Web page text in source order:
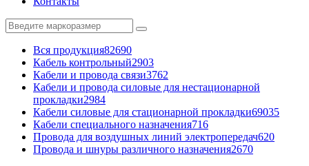
Вся продукция82690
Кабель контрольный2903
Кабели и провода связи3762
Кабели и провода силовые для нестационарной
прокладки2984
Кабели силовые для стационарной прокладки69035
Кабели специального назначения716
Провода для воздушных линий электропередач620
Провода и шнуры различного назначения2670